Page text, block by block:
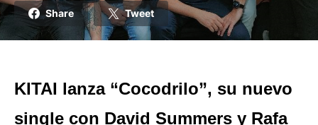
Share Tweet
KITAI lanza “Cocodrilo”, su nuevo
single con David Summers y Rafa